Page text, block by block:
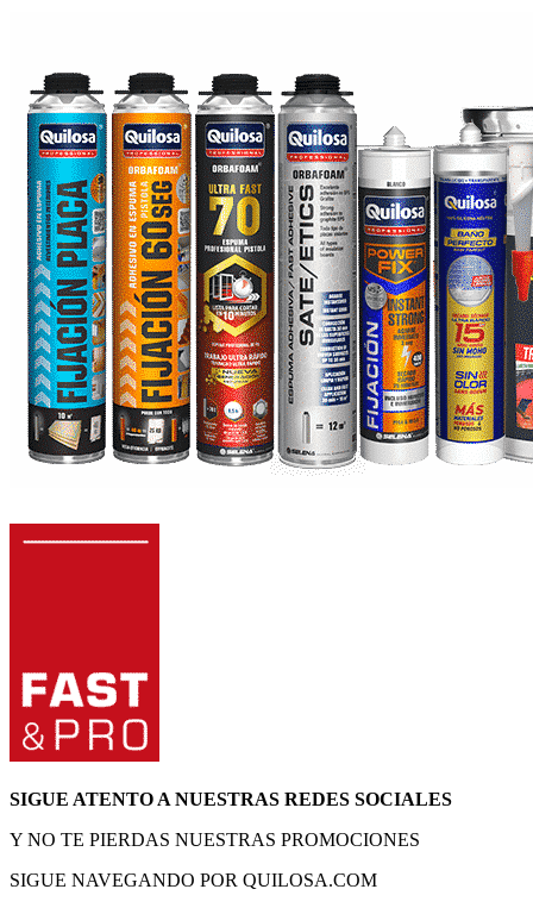
SIGUE ATENTO A NUESTRAS REDES SOCIALES
Y NO TE PIERDAS NUESTRAS PROMOCIONES
SIGUE NAVEGANDO POR QUILOSA.COM